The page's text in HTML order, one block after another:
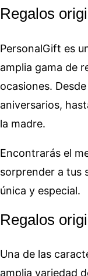
Regalos
PersonalGift es
amplia gama de
ocasiones.
aniversarios,
la madre.
Encontrarás el
sorprender a tus
única y especial.
Regalos
Una de las
amplia variedad